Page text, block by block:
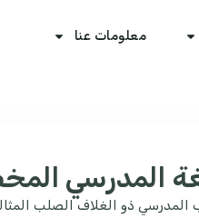
معلومات عنا
المدرسي